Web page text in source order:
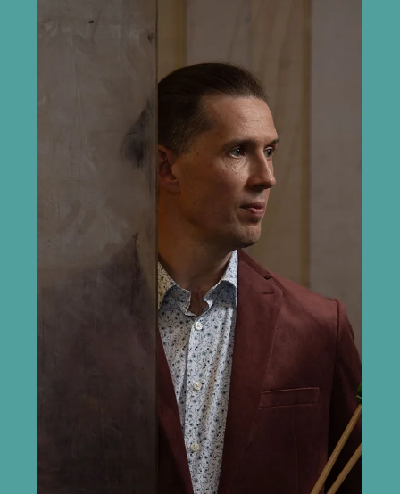
Tallinna Kammerorkester teeb kaasa
Ed O’Brieni uuel sooloalbumil
Tallinna Kammerorkester mängib maailmakuulsa
muusiku Ed O’Brieni uuel sooloalbumil „Blue Morpho“l,
tuues rahvusvahelisse koostöösse Eesti muusikute
kõrgetasemelise kõla ja tundliku interpretatsiooni.